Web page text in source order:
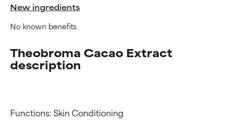
New ingredients
No known benefits
Theobroma Cacao Extract
description
Functions: Skin Conditioning